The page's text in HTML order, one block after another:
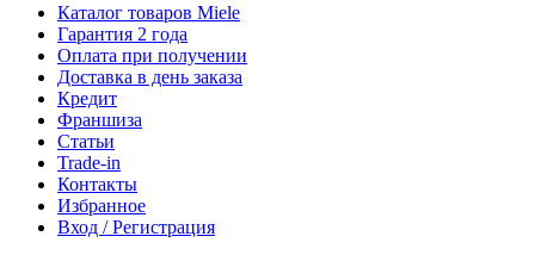
Каталог товаров Miele
Гарантия 2 года
Оплата при получении
Доставка в день заказа
Кредит
Франшиза
Статьи
Trade-in
Контакты
Избранное
Вход / Регистрация